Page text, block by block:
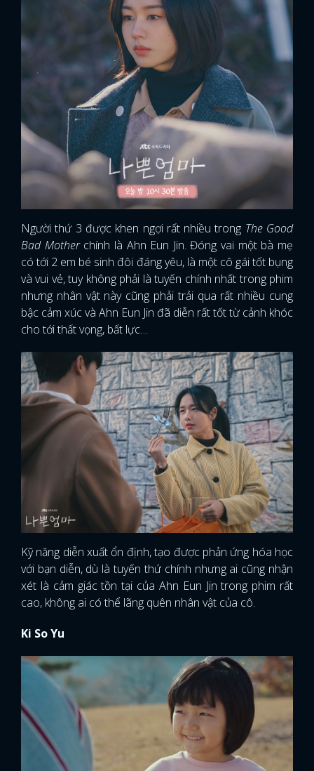
Người thứ 3 được khen ngợi rất nhiều trong The Good
Bad Motherchính là Ahn Eun Jin. Đóng vai một bà mẹ
có tới 2 em bé sinh đôi đáng yêu, là một cô gái tốt bụng
và vui vẻ, tuy không phải là tuyến chính nhất trong phim
nhưng nhân vật này cũng phải trải qua rất nhiều cung
bậc cảm xúc và Ahn Eun Jin đã diễn rất tốt từ cảnh khóc
cho tới thất vọng, bất lực…
Kỹ năng diễn xuất ổn định, tạo được phản ứng hóa học
với bạn diễn, dù là tuyến thứ chính nhưng ai cũng nhận
xét là cảm giác tồn tại của Ahn Eun Jin trong phim rất
cao, không ai có thể lãng quên nhân vật của cô.
Ki So Yu